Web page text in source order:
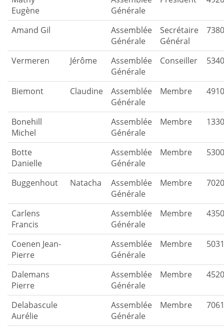
Eugène
Générale
Amand Gil
Assemblée
Générale
Secrétaire
Général
7380
Vermeren Jérôme
Assemblée
Générale
Conseiller 5340
Biemont Claudine
Assemblée
Générale
Membre 4910
Bonehill
Michel
Assemblée
Générale
Membre 1330
Botte
Danielle
Assemblée
Générale
Membre 5300
Buggenhout Natacha
Assemblée
Générale
Membre 7020
Carlens
Francis
Assemblée
Générale
Membre 4350
Coenen Jean-
Pierre
Assemblée
Générale
Membre 5031
Dalemans
Pierre
Assemblée
Générale
Membre 4520
Delabascule
Aurélie
Assemblée
Générale
Membre 7061